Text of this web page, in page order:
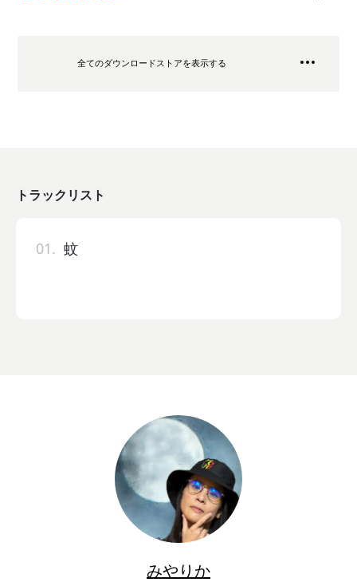
全てのダウンロードストアを表示する
トラックリスト
01. 蚊
みやりか